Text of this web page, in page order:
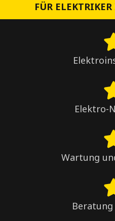
FÜR
Elektro-
Wartung
Beratung